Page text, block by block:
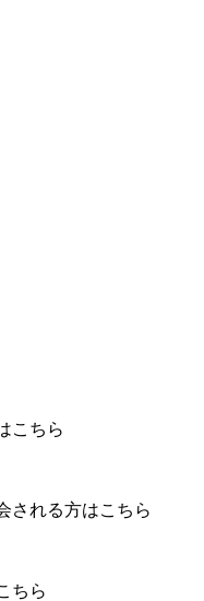
こちら
される方はこちら
ちら